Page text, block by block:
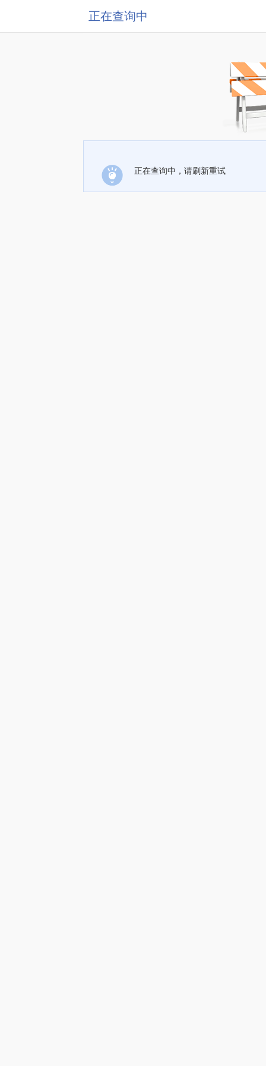
正在查询中
正在查询中，请刷新重试